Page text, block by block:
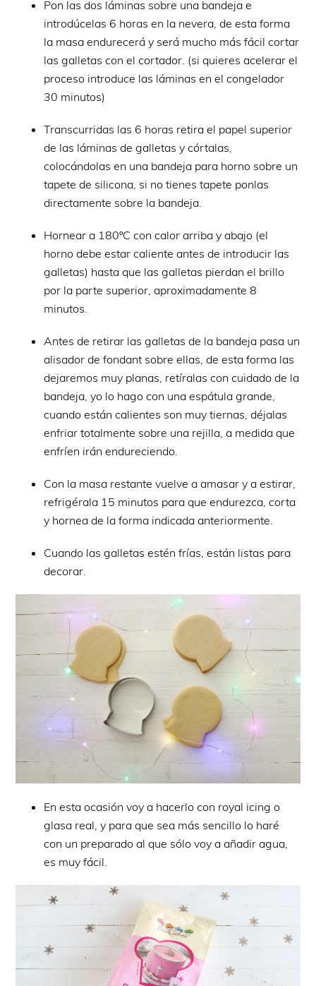
Pon las dos láminas sobre una bandeja e
introdúcelas 6 horas en la nevera, de esta forma
la masa endurecerá y será mucho más fácil cortar
las galletas con el cortador. (si quieres acelerar el
proceso introduce las láminas en el congelador
30 minutos)
Transcurridas las 6 horas retira el papel superior
de las láminas de galletas y córtalas,
colocándolas en una bandeja para horno sobre un
tapete de silicona, si no tienes tapete ponlas
directamente sobre la bandeja.
Hornear a 180ºC con calor arriba y abajo (el
horno debe estar caliente antes de introducir las
galletas) hasta que las galletas pierdan el brillo
por la parte superior, aproximadamente 8
minutos.
Antes de retirar las galletas de la bandeja pasa un
alisador de fondant sobre ellas, de esta forma las
dejaremos muy planas, retíralas con cuidado de la
bandeja, yo lo hago con una espátula grande,
cuando están calientes son muy tiernas, déjalas
enfriar totalmente sobre una rejilla, a medida que
enfríen irán endureciendo.
Con la masa restante vuelve a amasar y a estirar,
refrigérala 15 minutos para que endurezca, corta
y hornea de la forma indicada anteriormente.
Cuando las galletas estén frías, están listas para
decorar.
En esta ocasión voy a hacerlo con royal icing o
glasa real, y para que sea más sencillo lo haré
con un preparado al que sólo voy a añadir agua,
es muy fácil.